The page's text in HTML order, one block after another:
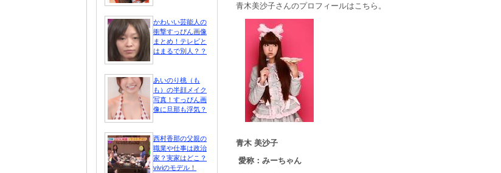
青木美沙子さんのプロフィールはこちら。
青木 美沙子
愛称：みーちゃん
かわいい芸能人の
衝撃すっぴん画像
まとめ！テレビと
はまるで別人？？
あいのり桃（も
も）の半顔メイク
写真！すっぴん画
像に旦那も浮気？
西村香那の父親の
職業や仕事は政治
家？実家はどこ？
viviのモデル！